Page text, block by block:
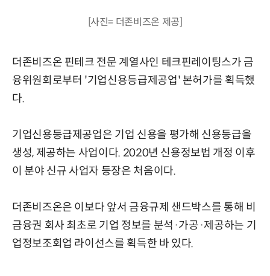
[사진= 더존비즈온 제공]
더존비즈온 핀테크 전문 계열사인 테크핀레이팅스가 금
융위원회로부터 '기업신용등급제공업' 본허가를 획득했
다.
기업신용등급제공업은 기업 신용을 평가해 신용등급을
생성, 제공하는 사업이다. 2020년 신용정보법 개정 이후
이 분야 신규 사업자 등장은 처음이다.
더존비즈온은 이보다 앞서 금융규제 샌드박스를 통해 비
금융권 회사 최초로 기업 정보를 분석·가공·제공하는 기
업정보조회업 라이선스를 획득한 바 있다.